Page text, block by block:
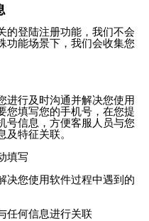
的登陆注册功能，我们不会
功能场景下，我们会收集您
进行及时沟通并解决您使用
您填写您的手机号，在您提
号信息，方便客服人员与您
特征关联。
填写
决您使用软件过程中遇到的
任何信息进行关联